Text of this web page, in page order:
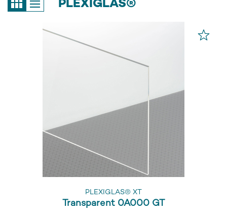
PLEXIGLAS®
PLEXIGLAS® XT
Transparent 0A000 GT